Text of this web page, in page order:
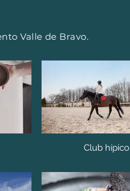
Valle de Bravo.
Club hípico